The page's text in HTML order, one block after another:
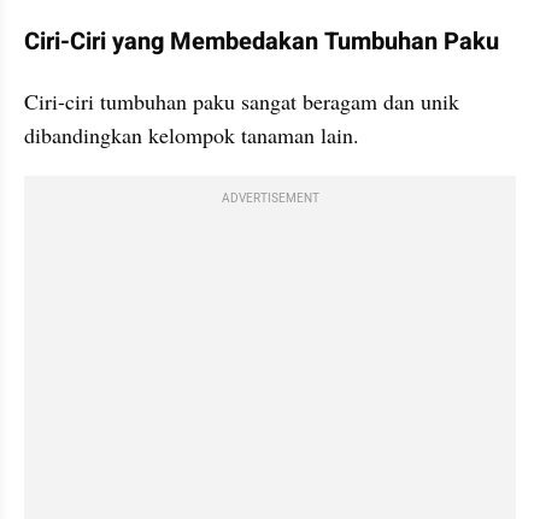
Ciri-Ciri yang Membedakan Tumbuhan Paku
Ciri-ciri tumbuhan paku sangat beragam dan unik
dibandingkan kelompok tanaman lain.
ADVERTISEMENT